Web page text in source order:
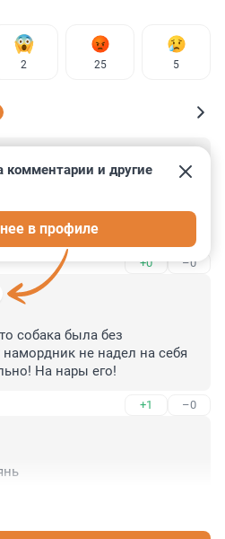
2 25 5
этого Соколова тоже
явно не по
+0 –0
комментарии и другие
в профиле
собака была без
не надел на себя
На нары его!
+1 –0